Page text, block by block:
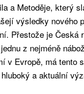
a Metoděje, který
výsledky nového
Přestože je Česká
z nejméně
v Evropě, má tento
a aktuální